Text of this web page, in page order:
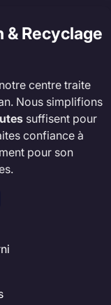
Recyclage
centre traite
Nous simplifions
suffisent pour
confiance à
pour son